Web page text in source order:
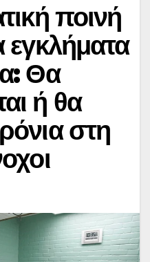
ποινή
εγκλήματα
Θα
ή θα
στη